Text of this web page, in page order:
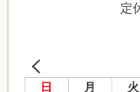
定
日 月 火